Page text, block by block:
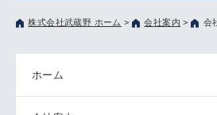
株式会社武蔵野 ホーム > 会社案内 > 会
ホーム